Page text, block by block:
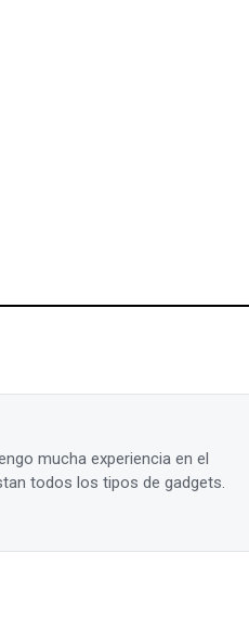
mucha experiencia en el
todos los tipos de gadgets.